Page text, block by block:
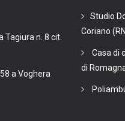
Tagiura n. 8 cit.
a Voghera
Studio
Coriano
Casa di
di